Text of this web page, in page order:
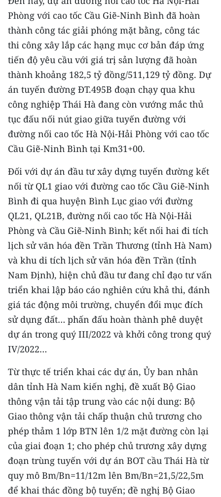
ENGLISH
中文
FRANÇAIS
РУССКИЙ
ESPAÑOL
한국어
Phòng với cao tốc Cầu Giẽ-Ninh Bình đã hoàn
thành công tác giải phóng mặt bằng, công tác
thi công xây lắp các hạng mục cơ bản đáp ứng
tiến độ yêu cầu với giá trị sản lượng đã hoàn
thành khoảng 182,5 tỷ đồng/511,129 tỷ đồng. Dự
án tuyến đường ĐT.495B đoạn chạy qua khu
công nghiệp Thái Hà đang còn vướng mắc thủ
tục đấu nối nút giao giữa tuyến đường với
đường nối cao tốc Hà Nội-Hải Phòng với cao tốc
Cầu Giẽ-Ninh Bình tại Km31+00.
Đối với dự án đầu tư xây dựng tuyến đường kết
nối từ QL1 giao với đường cao tốc Cầu Giẽ-Ninh
Bình đi qua huyện Bình Lục giao với đường
QL21, QL21B, đường nối cao tốc Hà Nội-Hải
Phòng và Cầu Giẽ-Ninh Bình; kết nối hai đi tích
lịch sử văn hóa đền Trần Thương (tỉnh Hà Nam)
và khu di tích lịch sử văn hóa đền Trần (tỉnh
Nam Định), hiện chủ đầu tư đang chỉ đạo tư vấn
triển khai lập báo cáo nghiên cứu khả thi, đánh
giá tác động môi trường, chuyển đổi mục đích
sử dụng đất… phấn đấu hoàn thành phê duyệt
dự án trong quý III/2022 và khởi công trong quý
IV/2022…
Từ thực tế triển khai các dự án, Ủy ban nhân
dân tỉnh Hà Nam kiến nghị, đề xuất Bộ Giao
thông vận tải tập trung vào các nội dung: Bộ
Giao thông vận tải chấp thuận chủ trương cho
phép thảm 1 lớp BTN lên 1/2 mặt đường còn lại
của giai đoạn 1; cho phép chủ trương xây dựng
đoạn trùng tuyến với dự án BOT cầu Thái Hà từ
quy mô Bm/Bn=11/12m lên Bm/Bn=21,5/22,5m
để khai thác đồng bộ tuyến; đề nghị Bộ Giao